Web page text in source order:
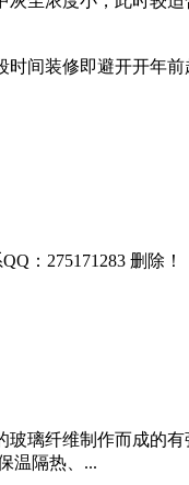
间装修即避开开年
：275171283 删除！
璃纤维制作而成的
温隔热、...